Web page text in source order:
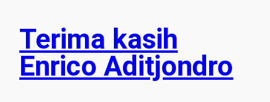
Terima kasih
Enrico Aditjondro